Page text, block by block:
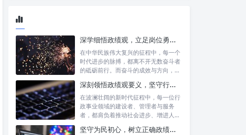
深学细悟政绩观，立足岗位勇争先：新时代奋斗者的思想指引与实践航标
在中华民族伟大复兴的征程中，每一个
时代进步的脉搏，都离不开无数奋斗者
的砥砺前行。而奋斗的成效与方向，又
深刻领悟政绩观要义，坚守行政事业初心：新时代公仆的责任与担当
在波澜壮阔的新时代征程中，每一位行
政事业领域的建设者、管理者与服务
者，都肩负着推动社会进步、增进人民
坚守为民初心，树立正确政绩观念：以人民为中心的治理之道